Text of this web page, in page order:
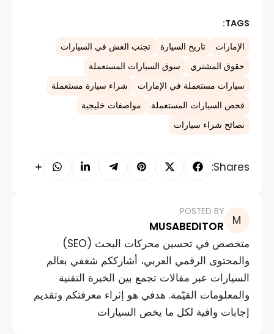
TAGS:
الإمارات
تاريخ السيارة
تجنب الغش في السيارات
حقوق المشتري
سوق السيارات المستعملة
سيارات مستعملة في الإمارات
شراء سيارة مستعملة
فحص السيارات المستعملة
مواصفات خليجية
نصائح شراء سيارات
Shares:
POSTED BY
MUSABEDITOR
متخصص في تحسين محركات البحث (SEO)
والمحتوى الرقمي العربي، أشارككم شغفي بعالم
السيارات عبر مقالات تجمع بين الخبرة التقنية
والمعلومات القيّمة. هدفي هو إثراء معرفتكم وتقديم
إجابات وافية لكل ما يخص السيارات